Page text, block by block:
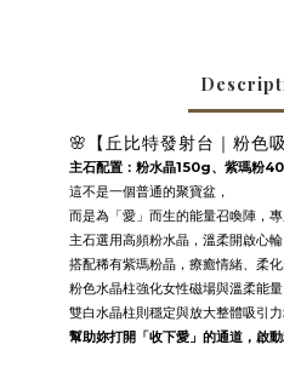
🌸【丘比特發射台｜粉色
主石配置：粉水晶150g、紫瑪粉
這不是一個普通的聚寶盆，
而是為「愛」而生的能量召喚陣，專
主石選用高頻粉水晶，溫柔開啟心
搭配稀有紫瑪粉晶，療癒情緒、柔
粉色水晶柱強化女性磁場與溫柔能量
雙白水晶柱則穩定與放大整體吸引力
幫助妳打開「收下愛」的通道，啟